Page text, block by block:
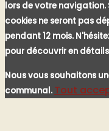
lors de votre navigation.
cookies ne seront pas
pendant 12 mois.
pour découvrir en
Nous vous souhaitons
communal. Tout